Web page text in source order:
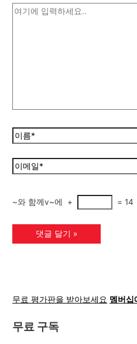
~와 함께v~에 + = 14
무료 평가판을 받아보세요 멤버십
무료 구독